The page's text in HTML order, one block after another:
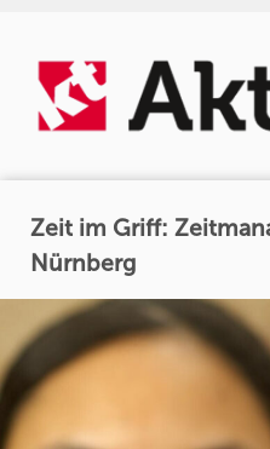
Zeit im Griff:
Nürnberg